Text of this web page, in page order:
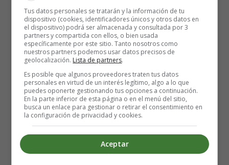
Educación Infantil -
Grafomotricidad
Trazos horizontales. Dibuja el camino que seguirán los
caracoles al reptar por el suelo.
Tus datos personales se tratarán y la información de tu
dispositivo (cookies, identificadores únicos y otros datos en
el dispositivo) podrá ser almacenada y consultada por 3
partners y compartida con ellos, o bien usada
específicamente por este sitio. Tanto nosotros como
nuestros partners podemos usar datos precisos de
geolocalización. Lista de partners.
Es posible que algunos proveedores traten tus datos
personales en virtud de un interés legítimo, algo a lo que
puedes oponerte gestionando tus opciones a continuación.
En la parte inferior de esta página o en el menú del sitio,
busca un enlace para gestionar o retirar el consentimiento en
la configuración de privacidad y cookies.
Aceptar